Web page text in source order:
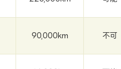
90,000km 不可